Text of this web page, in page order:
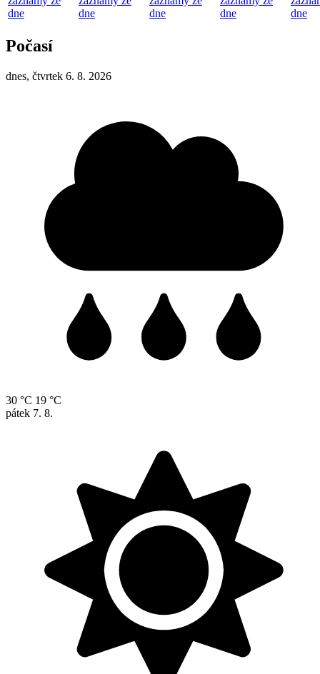
dne
dne
dne
dne
dne
Počasí
dnes, čtvrtek 6. 8. 2026
30 °C 19 °C
pátek 7. 8.